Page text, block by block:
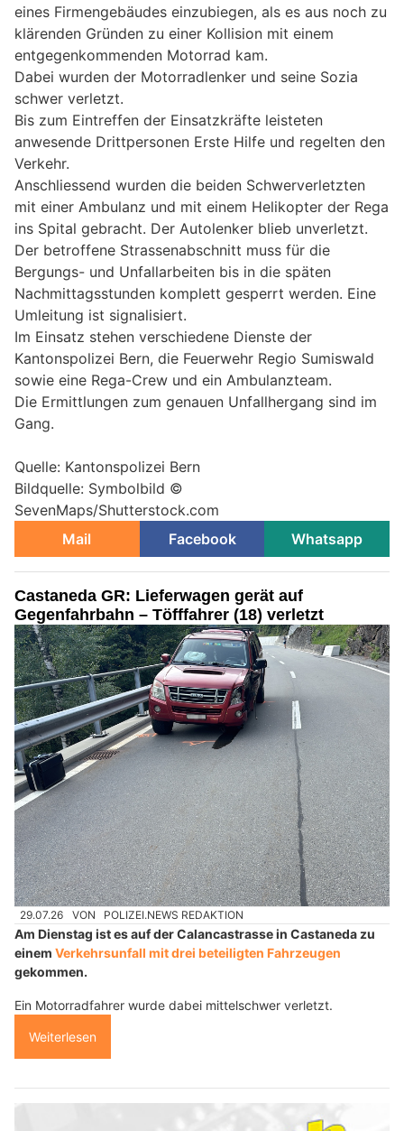
eines Firmengebäudes einzubiegen, als es aus noch zu
klärenden Gründen zu einer Kollision mit einem
entgegenkommenden Motorrad kam.
Dabei wurden der Motorradlenker und seine Sozia
schwer verletzt.
Bis zum Eintreffen der Einsatzkräfte leisteten
anwesende Drittpersonen Erste Hilfe und regelten den
Verkehr.
Anschliessend wurden die beiden Schwerverletzten
mit einer Ambulanz und mit einem Helikopter der Rega
ins Spital gebracht. Der Autolenker blieb unverletzt.
Der betroffene Strassenabschnitt muss für die
Bergungs- und Unfallarbeiten bis in die späten
Nachmittagsstunden komplett gesperrt werden. Eine
Umleitung ist signalisiert.
Im Einsatz stehen verschiedene Dienste der
Kantonspolizei Bern, die Feuerwehr Regio Sumiswald
sowie eine Rega-Crew und ein Ambulanzteam.
Die Ermittlungen zum genauen Unfallhergang sind im
Gang.
Quelle: Kantonspolizei Bern
Bildquelle: Symbolbild ©
SevenMaps/Shutterstock.com
Mail
Facebook Whatsapp
Castaneda GR: Lieferwagen gerät auf
Gegenfahrbahn – Töfffahrer (18) verletzt
29.07.26 VON POLIZEI.NEWS REDAKTION
Am Dienstag ist es auf der Calancastrasse in Castaneda zu
einem Verkehrsunfall mit drei beteiligten Fahrzeugen
gekommen.
Ein Motorradfahrer wurde dabei mittelschwer verletzt.
Weiterlesen